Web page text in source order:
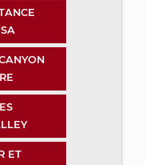
ET